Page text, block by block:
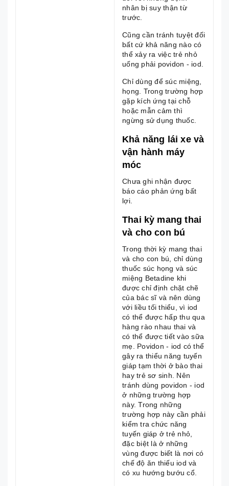
nhân bị suy thận từ
trước.
Cũng cần tránh tuyệt đối
bất cứ khả năng nào có
thể xảy ra việc trẻ nhỏ
uống phải povidon - iod.
Chỉ dùng để súc miệng,
họng. Trong trường hợp
gặp kích ứng tại chỗ
hoặc mẫn cảm thì
ngừng sử dụng thuốc.
Khả năng lái xe và
vận hành máy
móc
Chưa ghi nhận được
báo cáo phản ứng bất
lợi.
Thai kỳ mang thai
và cho con bú
Trong thời kỳ mang thai
và cho con bú, chỉ dùng
thuốc súc họng và súc
miệng Betadine khi
được chỉ định chặt chẽ
của bác sĩ và nên dùng
với liều tối thiểu, vì iod
có thể được hấp thu qua
hàng rào nhau thai và
có thể được tiết vào sữa
mẹ. Povidon - iod có thể
gây ra thiểu năng tuyến
giáp tạm thời ở bào thai
hay trẻ sơ sinh. Nên
tránh dùng povidon - iod
ở những trường hợp
này. Trong những
trường hợp này cần phải
kiểm tra chức năng
tuyến giáp ở trẻ nhỏ,
đặc biệt là ở những
vùng được biết là nơi có
chế độ ăn thiếu iod và
có xu hướng bướu cổ.